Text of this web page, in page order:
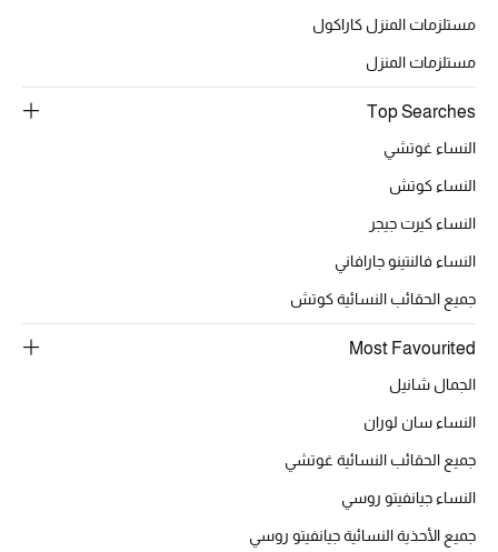
أبرز المصممين
العودة إلى المدرسة
تسوقوا التشكيلة
مستلزمات المنزل
الهدايا
ما وصلنا حديثا
أبرز المصممين
غرفة الطعام
مستلزمات المنزل كاراكول
مستلزمات المنزل
Top Searches
النساء غوتشي
النساء كوتش
النساء كيرت جيجر
النساء فالنتينو جارافاني
جميع الحقائب النسائية كوتش
Most Favourited
الجمال شانيل
النساء سان لوران
جميع الحقائب النسائية غوتشي
النساء جيانفيتو روسي
جميع الأحذية النسائية جيانفيتو روسي